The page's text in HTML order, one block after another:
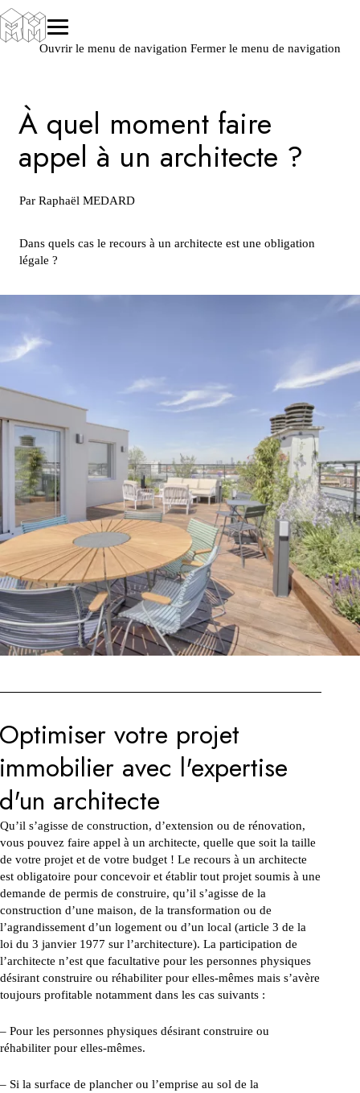
Ouvrir le menu de navigation Fermer le menu de navigation
À quel moment faire
appel à un architecte ?
Par Raphaël MEDARD
Dans quels cas le recours à un architecte est une obligation
légale ?
Optimiser votre projet
immobilier avec l'expertise
d'un architecte
Qu’il s’agisse de construction, d’extension ou de rénovation,
vous pouvez faire appel à un architecte, quelle que soit la taille
de votre projet et de votre budget ! Le recours à un architecte
est obligatoire pour concevoir et établir tout projet soumis à une
demande de permis de construire, qu’il s’agisse de la
construction d’une maison, de la transformation ou de
l’agrandissement d’un logement ou d’un local (article 3 de la
loi du 3 janvier 1977 sur l’architecture). La participation de
l’architecte n’est que facultative pour les personnes physiques
désirant construire ou réhabiliter pour elles-mêmes mais s’avère
toujours profitable notamment dans les cas suivants :
– Pour les personnes physiques désirant construire ou
réhabiliter pour elles-mêmes.
– Si la surface de plancher ou l’emprise au sol de la